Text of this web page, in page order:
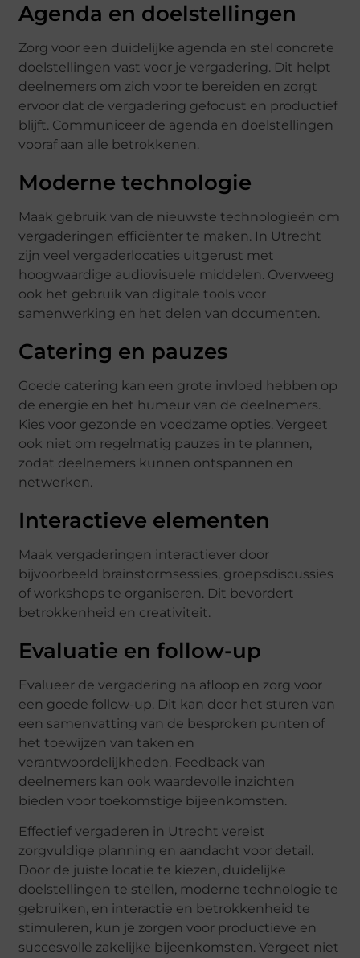
Agenda en doelstellingen
Zorg voor een duidelijke agenda en stel concrete
doelstellingen vast voor je vergadering. Dit helpt
deelnemers om zich voor te bereiden en zorgt
ervoor dat de vergadering gefocust en productief
blijft. Communiceer de agenda en doelstellingen
vooraf aan alle betrokkenen.
Moderne technologie
Maak gebruik van de nieuwste technologieën om
vergaderingen efficiënter te maken. In Utrecht
zijn veel vergaderlocaties uitgerust met
hoogwaardige audiovisuele middelen. Overweeg
ook het gebruik van digitale tools voor
samenwerking en het delen van documenten.
Catering en pauzes
Goede catering kan een grote invloed hebben op
de energie en het humeur van de deelnemers.
Kies voor gezonde en voedzame opties. Vergeet
ook niet om regelmatig pauzes in te plannen,
zodat deelnemers kunnen ontspannen en
netwerken.
Interactieve elementen
Maak vergaderingen interactiever door
bijvoorbeeld brainstormsessies, groepsdiscussies
of workshops te organiseren. Dit bevordert
betrokkenheid en creativiteit.
Evaluatie en follow-up
Evalueer de vergadering na afloop en zorg voor
een goede follow-up. Dit kan door het sturen van
een samenvatting van de besproken punten of
het toewijzen van taken en
verantwoordelijkheden. Feedback van
deelnemers kan ook waardevolle inzichten
bieden voor toekomstige bijeenkomsten.
Effectief vergaderen in Utrecht vereist
zorgvuldige planning en aandacht voor detail.
Door de juiste locatie te kiezen, duidelijke
doelstellingen te stellen, moderne technologie te
gebruiken, en interactie en betrokkenheid te
stimuleren, kun je zorgen voor productieve en
succesvolle zakelijke bijeenkomsten. Vergeet niet